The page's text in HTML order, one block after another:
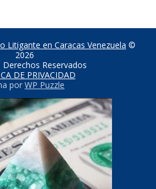
Litigante en Caracas Venezuela ©
2026
Reservados
DE PRIVACIDAD
por WP Puzzle